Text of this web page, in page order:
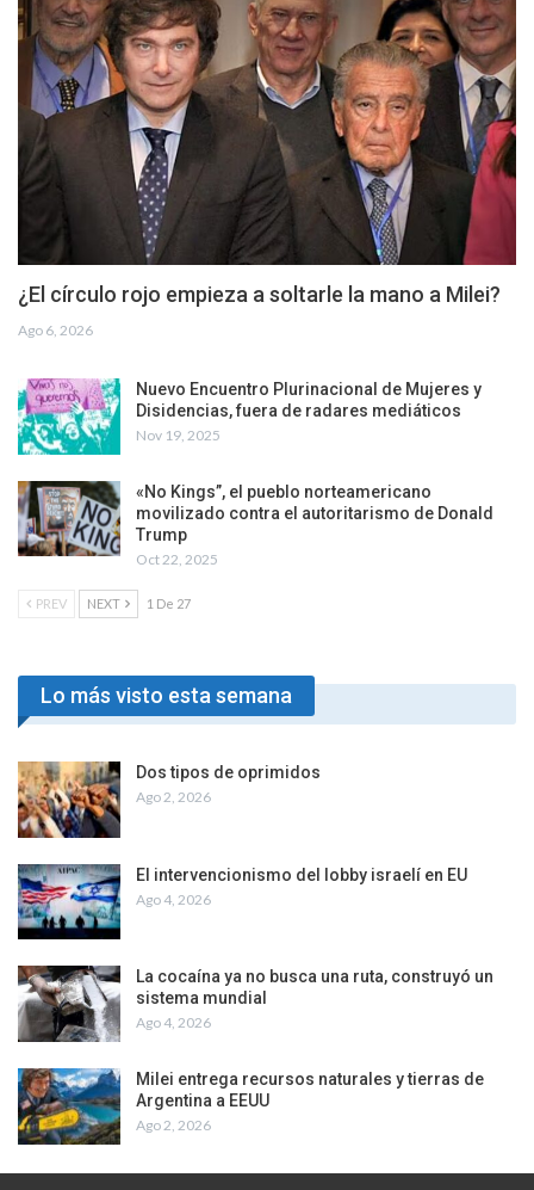
¿El círculo rojo empieza a soltarle la mano a Milei?
Ago 6, 2026
Nuevo Encuentro Plurinacional de Mujeres y
Disidencias, fuera de radares mediáticos
Nov 19, 2025
«No Kings”, el pueblo norteamericano
movilizado contra el autoritarismo de Donald
Trump
Oct 22, 2025
PREV NEXT 1 De 27
Lo más visto esta semana
Dos tipos de oprimidos
Ago 2, 2026
El intervencionismo del lobby israelí en EU
Ago 4, 2026
La cocaína ya no busca una ruta, construyó un
sistema mundial
Ago 4, 2026
Milei entrega recursos naturales y tierras de
Argentina a EEUU
Ago 2, 2026